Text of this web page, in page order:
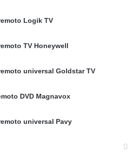
Logik TV
TV Honeywell
universal Goldstar TV
DVD Magnavox
universal Pavy